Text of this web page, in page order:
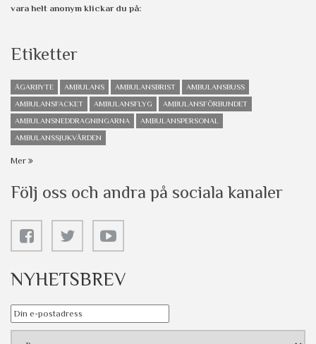
vara helt anonym klickar du på:
Etiketter
ÄGARBYTE AMBULANS AMBULANSBRIST
AMBULANSBUSS
AMBULANSFACKET
AMBULANSFLYG
AMBULANSFÖRBUNDET
AMBULANSNEDDRAGNINGARNA
AMBULANSPERSONAL
AMBULANSSJUKVÅRDEN
Mer
Följ oss och andra på sociala kanaler
NYHETSBREV